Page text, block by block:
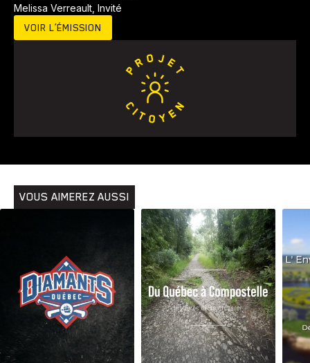
Animaux Avenir
Melissa Verreault, Invité
VOIR L’ÉMISSION
VOUS AIMEREZ AUSSI